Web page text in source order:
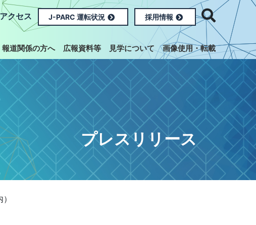
アクセス J-PARC 運転状況 採用情報
報道関係の方へ 広報資料等 見学について 画像使用・転載
プレスリリース